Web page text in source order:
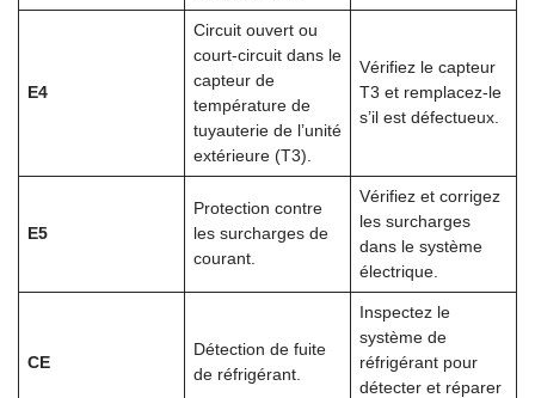
E4
Circuit ouvert ou
court-circuit dans le
capteur de
température de
tuyauterie de l’unité
extérieure (T3).
Vérifiez le capteur
T3 et remplacez-le
s’il est défectueux.
E5
Protection contre
les surcharges de
courant.
Vérifiez et corrigez
les surcharges
dans le système
électrique.
CE
Détection de fuite
de réfrigérant.
Inspectez le
système de
réfrigérant pour
détecter et réparer